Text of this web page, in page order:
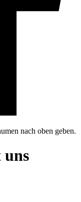
nach oben geben.
uns